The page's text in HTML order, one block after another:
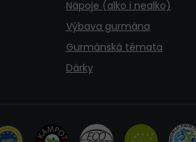
Nápoje (alko i nealko)
Výbava gurmána
Gurmánská témata
Dárky